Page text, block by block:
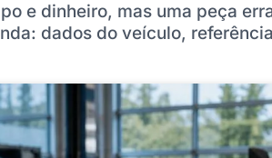
e dinheiro, mas uma peça
dados do veículo,